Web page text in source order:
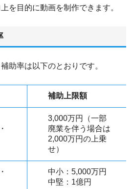
を目的に動画を制作できます。
助率は以下のとおりです。
補助上限額
3,000万円（一部
廃業を伴う場合は
2,000万円の上乗
せ）
中小：5,000万円
中堅：1億円